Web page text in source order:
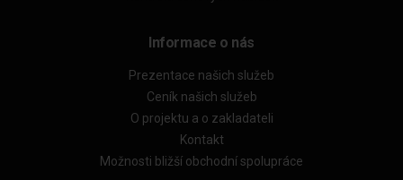
Informace o nás
Prezentace našich služeb
Ceník našich služeb
O projektu a o zakladateli
Kontakt
Možnosti bližší obchodní spolupráce